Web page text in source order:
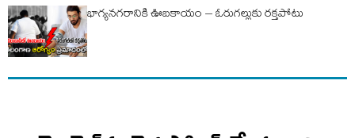
భాగ్యనగరానికి ఊబకాయం – ఓరుగల్లుకు రక్తపోటు